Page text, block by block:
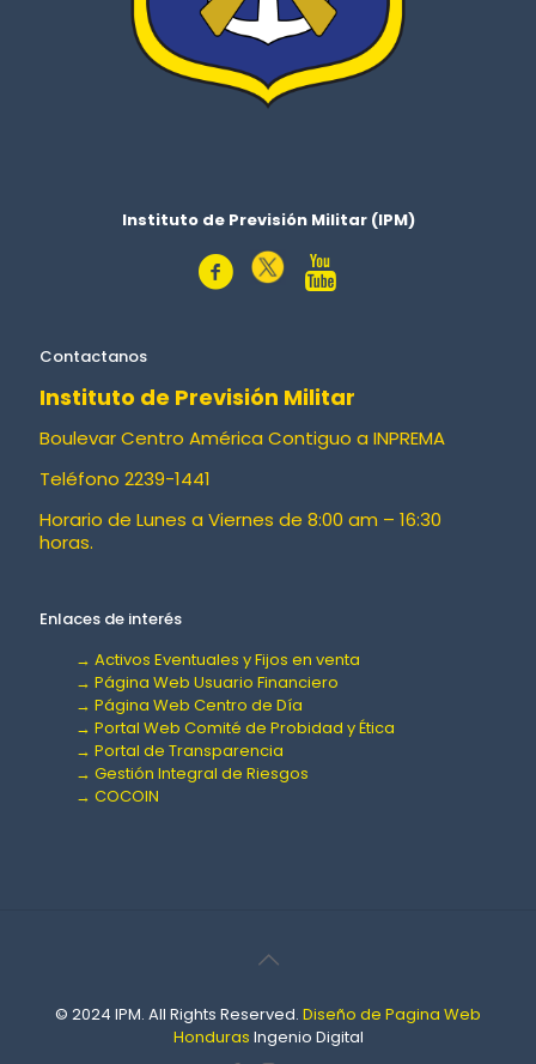
Instituto de Previsión Militar (IPM)
Contactanos
Instituto de Previsión Militar
Boulevar Centro América Contiguo a INPREMA
Teléfono 2239-1441
Horario de Lunes a Viernes de 8:00 am – 16:30
horas.
Enlaces de interés
→ Activos Eventuales y Fijos en venta
→ Página Web Usuario Financiero
→ Página Web Centro de Día
→ Portal Web Comité de Probidad y Ética
→ Portal de Transparencia
→ Gestión Integral de Riesgos
→ COCOIN
© 2024 IPM. All Rights Reserved. Diseño de Pagina Web
Honduras Ingenio Digital